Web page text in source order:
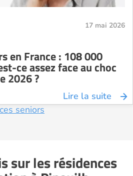
17 mai 2026
en France : 108 000
ce assez face au choc
2026 ?
Lire la suite
seniors
sur les résidences